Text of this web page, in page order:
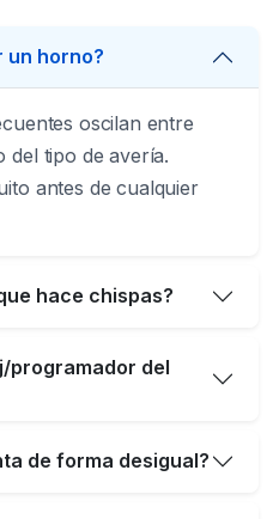
un horno?
oscilan entre
del tipo de avería.
antes de cualquier
hace chispas?
programador del
de forma desigual?